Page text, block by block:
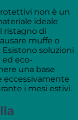
non è un
ideale
ristagno di
muffe o
soluzioni
eco-
una base
eccessivamente
i mesi estivi.